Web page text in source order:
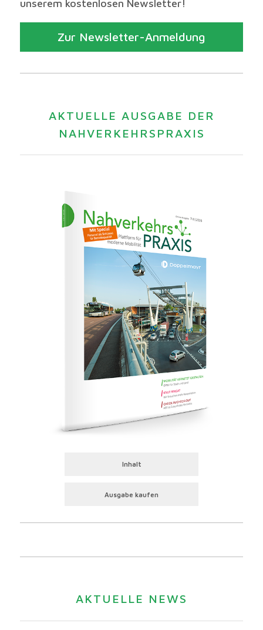
unserem kostenlosen Newsletter!
Zur Newsletter-Anmeldung
AKTUELLE AUSGABE DER
NAHVERKEHRSPRAXIS
Inhalt
Ausgabe kaufen
AKTUELLE NEWS